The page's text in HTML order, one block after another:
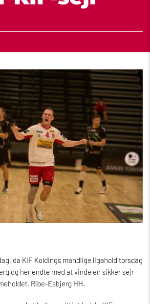
da KIF Koldings mandlige ligahold torsdag
og her endte med at vinde en sikker sejr
Ribe-Esbjerg HH.